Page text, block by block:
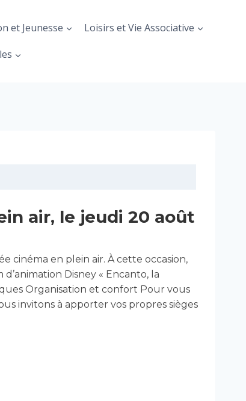
et Jeunesse Loisirs et Vie Associative
air, le jeudi 20 août
cinéma en plein air. À cette occasion,
Disney « Encanto, la
Organisation et confort Pour vous
invitons à apporter vos propres sièges